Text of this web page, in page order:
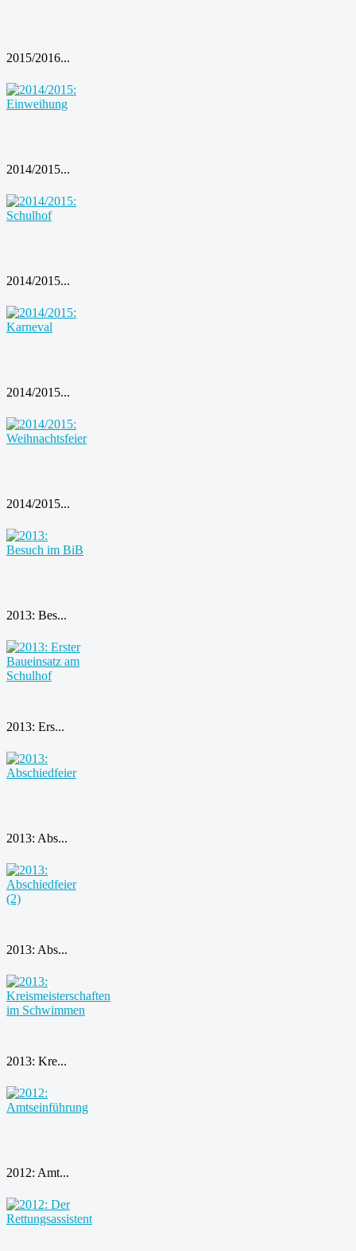
2015/2016...
2014/2015...
2014/2015...
2014/2015...
2014/2015...
2013: Bes...
2013: Ers...
2013: Abs...
2013: Abs...
2013: Kre...
2012: Amt...